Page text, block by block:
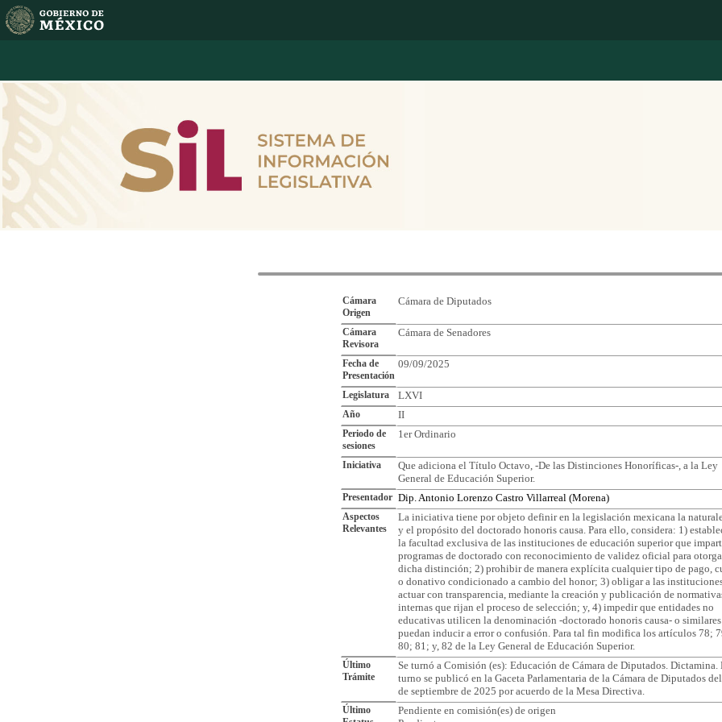
Cámara
Origen
Cámara de Diputados
Cámara
Revisora
Cámara de Senadores
Fecha de
Presentación
09/09/2025
Legislatura LXVI
Año II
Periodo de
sesiones
1er Ordinario
Iniciativa
Que adiciona el Título Octavo, -De las Distinciones Honoríficas-, a la Ley
General de Educación Superior.
Presentador Dip. Antonio Lorenzo Castro Villarreal (Morena)
Aspectos
Relevantes
La iniciativa tiene por objeto definir en la legislación mexicana la
y el propósito del doctorado honoris causa. Para ello, considera: 1)
la facultad exclusiva de las instituciones de educación superior que
programas de doctorado con reconocimiento de validez oficial para
dicha distinción; 2) prohibir de manera explícita cualquier tipo de pago,
o donativo condicionado a cambio del honor; 3) obligar a las
actuar con transparencia, mediante la creación y publicación de
internas que rijan el proceso de selección; y, 4) impedir que entidades no
educativas utilicen la denominación -doctorado honoris causa- o
puedan inducir a error o confusión. Para tal fin modifica los artículos 78;
80; 81; y, 82 de la Ley General de Educación Superior.
Último
Trámite
Se turnó a Comisión (es): Educación de Cámara de Diputados. Dictamina.
turno se publicó en la Gaceta Parlamentaria de la Cámara de Diputados
de septiembre de 2025 por acuerdo de la Mesa Directiva.
Último
Pendiente en comisión(es) de origen